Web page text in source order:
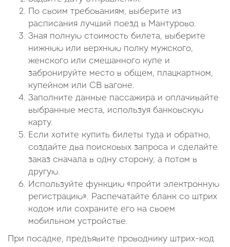
По своим требованиям, выберите из
расписания лучший поезд в Мантурово.
Зная полную стоимость билета, выберите
нижнюю или верхнюю полку мужского,
женского или смешанного купе и
забронируйте место в общем, плацкартном,
купейном или СВ вагоне.
Заполните данные пассажира и оплачивайте
выбранные места, используя банковскую
карту.
Если хотите купить билеты туда и обратно,
создайте два поисковых запроса и сделайте
заказ сначала в одну сторону, а потом в
другую.
Используйте функцию «пройти электронную
регистрацию». Распечатайте бланк со штрих
кодом или сохраните его на своем
мобильном устройстве.
При посадке, предъявите проводнику штрих-код